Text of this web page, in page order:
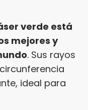
verde está
mejores y
. Sus rayos
ideal para